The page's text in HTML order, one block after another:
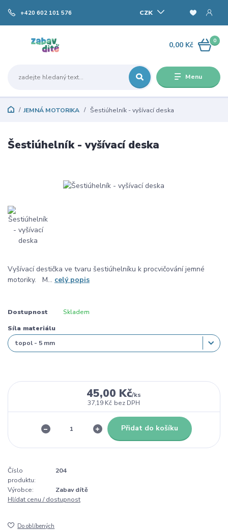
Menu
CZK
+420 602 101 576
0
0,00 Kč
JEMNÁ MOTORIKA Šestiúhelník - vyšívací deska
Šestiúhelník - vyšívací deska
Vyšívací destička ve tvaru šestiúhelníku k procvičování jemné
motoriky. M... celý popis
Dostupnost Skladem
Síla materiálu
45,00 Kč/ks
37,19 Kč bez DPH
Přidat do košíku
Číslo
produktu:
204
Výrobce:
Zabav dítě
Hlídat cenu / dostupnost
Do oblíbených